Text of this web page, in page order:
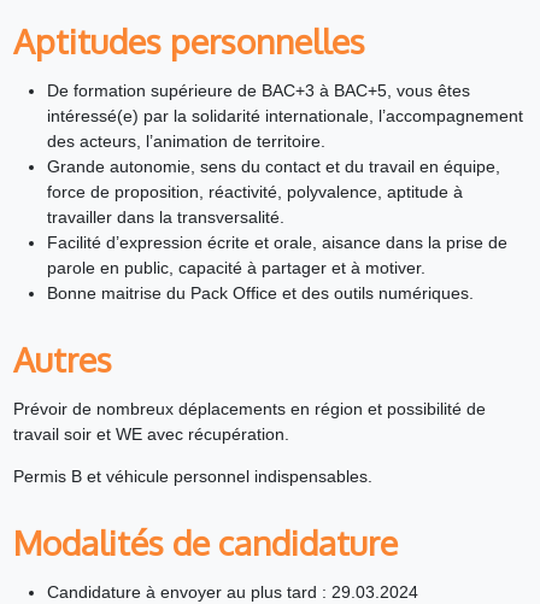
Aptitudes personnelles
De formation supérieure de BAC+3 à BAC+5, vous êtes
intéressé(e) par la solidarité internationale, l’accompagnement
des acteurs, l’animation de territoire.
Grande autonomie, sens du contact et du travail en équipe,
force de proposition, réactivité, polyvalence, aptitude à
travailler dans la transversalité.
Facilité d’expression écrite et orale, aisance dans la prise de
parole en public, capacité à partager et à motiver.
Bonne maitrise du Pack Office et des outils numériques.
Autres
Prévoir de nombreux déplacements en région et possibilité de
travail soir et WE avec récupération.
Permis B et véhicule personnel indispensables.
Modalités de candidature
Candidature à envoyer au plus tard : 29.03.2024